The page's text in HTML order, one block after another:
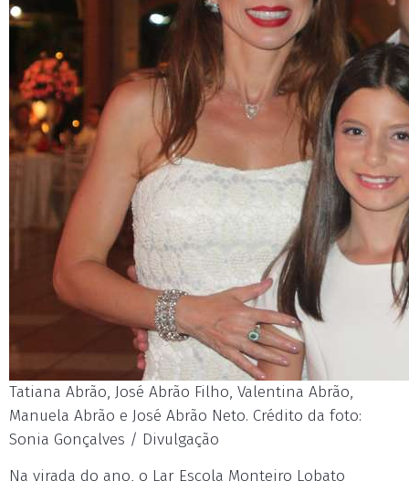
Tatiana Abrão, José Abrão Filho, Valentina Abrão,
Manuela Abrão e José Abrão Neto. Crédito da foto:
Sonia Gonçalves / Divulgação
Na virada do ano, o Lar Escola Monteiro Lobato